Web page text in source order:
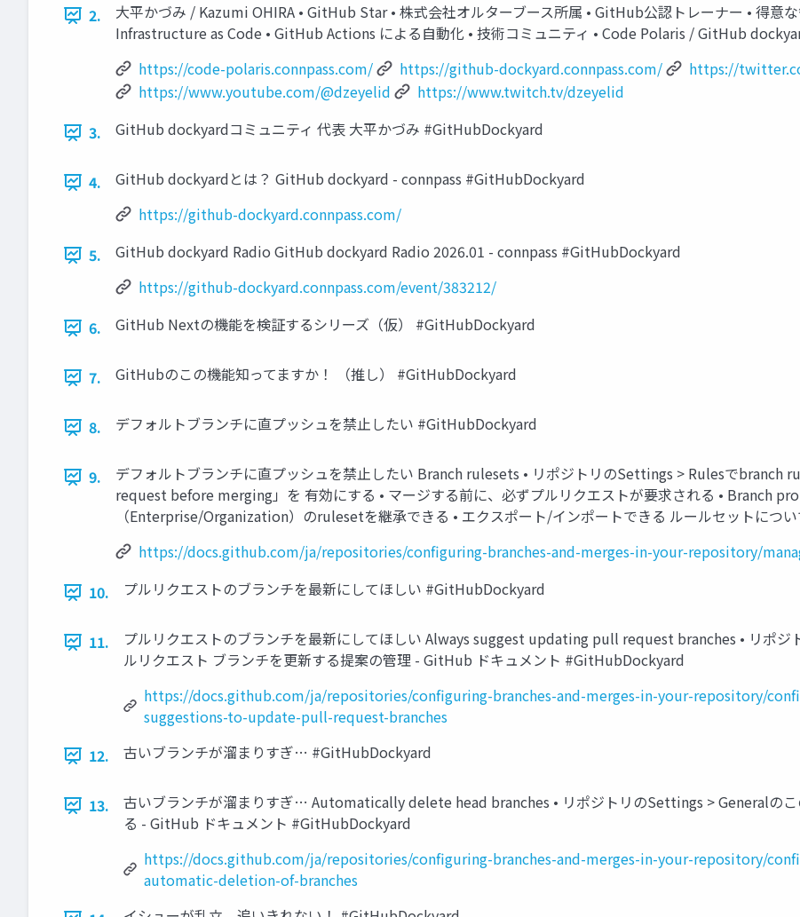
2.
大平かづみ / Kazumi OHIRA • GitHub Star • 株式会社オルターブース所属 • GitHub公認トレーナー • 得意
Infrastructure as Code • GitHub Actions による自動化 • 技術コミュニティ • Code Polaris / GitHub
https://code-polaris.connpass.com/
https://github-dockyard.connpass.com/ https://
https://www.youtube.com/@dzeyelid
https://www.twitch.tv/dzeyelid
3.
GitHub dockyardコミュニティ 代表 大平かづみ #GitHubDockyard
4.
GitHub dockyardとは？ GitHub dockyard - connpass #GitHubDockyard
https://github-dockyard.connpass.com/
5.
GitHub dockyard Radio GitHub dockyard Radio 2026.01 - connpass #GitHubDockyard
https://github-dockyard.connpass.com/event/383212/
6.
GitHub Nextの機能を検証するシリーズ（仮） #GitHubDockyard
7. GitHubのこの機能知ってますか！ （推し） #GitHubDockyard
8. デフォルトブランチに直プッシュを禁止したい #GitHubDockyard
9.
デフォルトブランチに直プッシュを禁止したい Branch rulesets • リポジトリのSettings > Rulesでbranch
request before merging」を 有効にする • マージする前に、必ずプルリクエストが要求される • Branch
（Enterprise/Organization）のrulesetを継承できる • エクスポート/インポートできる ルールセットに
https://docs.github.com/ja/repositories/configuring-branches-and-merges-in-your-repository/
10.
プルリクエストのブランチを最新にしてほしい #GitHubDockyard
11.
プルリクエストのブランチを最新にしてほしい Always suggest updating pull request branches • リポ
ルリクエスト ブランチを更新する提案の管理 - GitHub ドキュメント #GitHubDockyard
https://docs.github.com/ja/repositories/configuring-branches-and-merges-in-your-repository/
suggestions-to-update-pull-request-branches
12.
古いブランチが溜まりすぎ… #GitHubDockyard
13.
古いブランチが溜まりすぎ… Automatically delete head branches • リポジトリのSettings > Generalの
る - GitHub ドキュメント #GitHubDockyard
https://docs.github.com/ja/repositories/configuring-branches-and-merges-in-your-repository/
automatic-deletion-of-branches